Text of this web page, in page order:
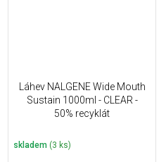
Láhev NALGENE Wide Mouth
Sustain 1000ml - CLEAR -
50% recyklát
skladem (3 ks)